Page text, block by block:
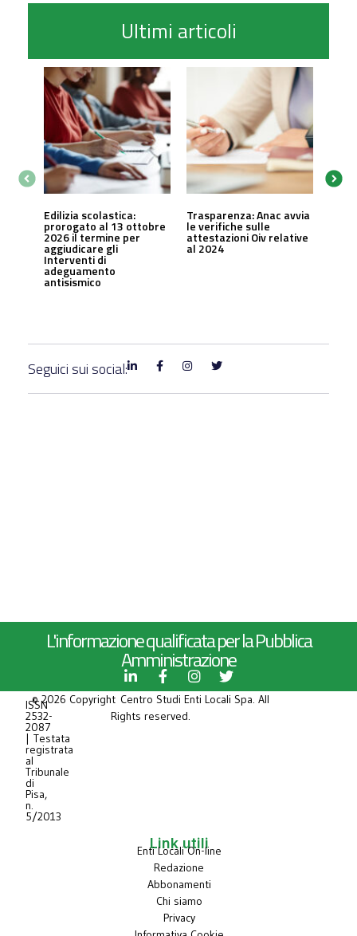
Ultimi articoli
Edilizia scolastica:
prorogato al 13 ottobre
2026 il termine per
aggiudicare gli
Interventi di
adeguamento
antisismico
Trasparenza: Anac avvia
le verifiche sulle
attestazioni Oiv relative
al 2024
Seguici sui social:
L'informazione qualificata per la Pubblica
Amministrazione
ISSN
2532-
2087
| Testata
registrata
al
Tribunale
di
Pisa,
n.
5/2013
© 2026 Copyright Centro Studi Enti Locali Spa. All
Rights reserved.
Link utili
Enti Locali On-line
Redazione
Abbonamenti
Chi siamo
Privacy